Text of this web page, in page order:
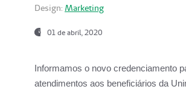
Design: Marketing
01 de abril, 2020
Informamos o novo credenciamento
atendimentos aos beneficiários da